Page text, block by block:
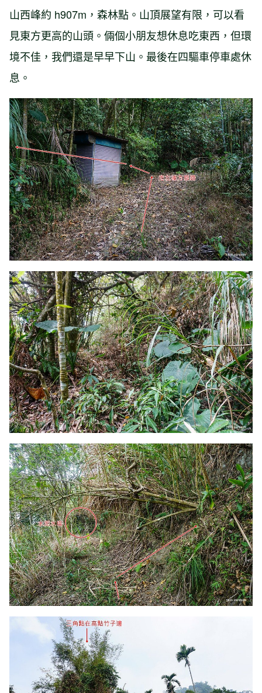
山西峰約 h907m，森林點。山頂展望有限，可以看
見東方更高的山頭。倆個小朋友想休息吃東西，但環
境不佳，我們還是早早下山。最後在四驅車停車處休
息。